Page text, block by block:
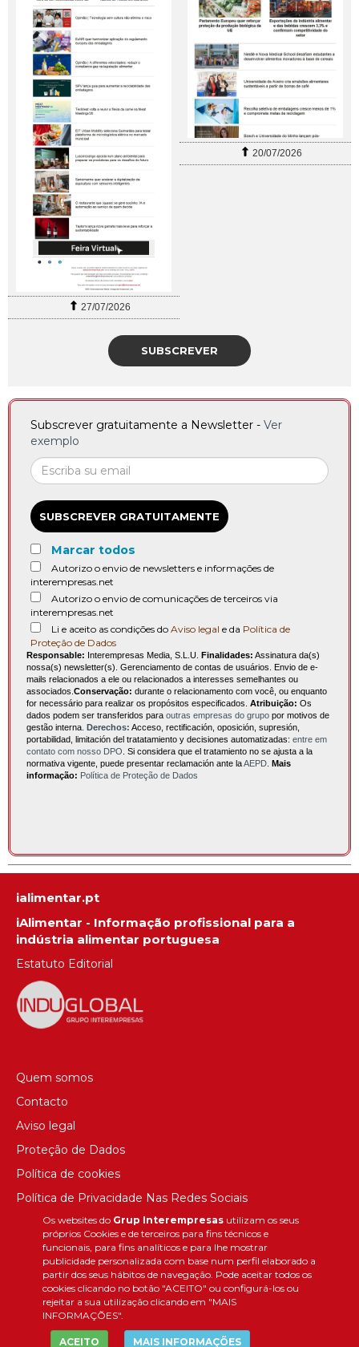
Os websites do Grup Interempresasutilizam os seus
próprios Cookies e de terceiros para fins técnicos e
funcionais, para fins analíticos e para lhe mostrar
publicidade personalizada com base num perfil elaborado a
partir dos seus hábitos de navegação. Pode aceitar todos os
cookies clicando no botão "ACEITO" ou configurá-los ou
rejeitar a sua utilização clicando em "MAIS
INFORMAÇÕES".
ACEITO MAIS INFORMAÇÕES
27/07/2026
20/07/2026
SUBSCREVER
Subscrever gratuitamente a Newsletter - Ver
exemplo
SUBSCREVER GRATUITAMENTE
Marcar todos
Autorizo o envio de newsletters e informações de
interempresas.net
Autorizo o envio de comunicações de terceiros via
interempresas.net
Li e aceito as condições do Aviso legal e da Política de
Proteção de Dados
Responsable: Interempresas Media, S.L.U. Finalidades: Assinatura da(s)
nossa(s) newsletter(s). Gerenciamento de contas de usuários. Envio de e-
mails relacionados a ele ou relacionados a interesses semelhantes ou
associados. Conservação: durante o relacionamento com você, ou enquanto
for necessário para realizar os propósitos especificados. Atribuição: Os
dados podem ser transferidos para outras empresas do grupo por motivos de
gestão interna. Derechos: Acceso, rectificación, oposición, supresión,
portabilidad, limitación del tratatamiento y decisiones automatizadas: entre em
contato com nosso DPO . Si considera que el tratamiento no se ajusta a la
normativa vigente, puede presentar reclamación ante laAEPD Mais
informação: Política de Proteção de Dados
ialimentar.pt
iAlimentar - Informação profissional para a
indústria alimentar portuguesa
Estatuto Editorial
Quem somos
Contacto
Aviso legal
Proteção de Dados
Política de cookies
Política de Privacidade Nas Redes Sociais
Canal de denúncias
Colaborações editoriais